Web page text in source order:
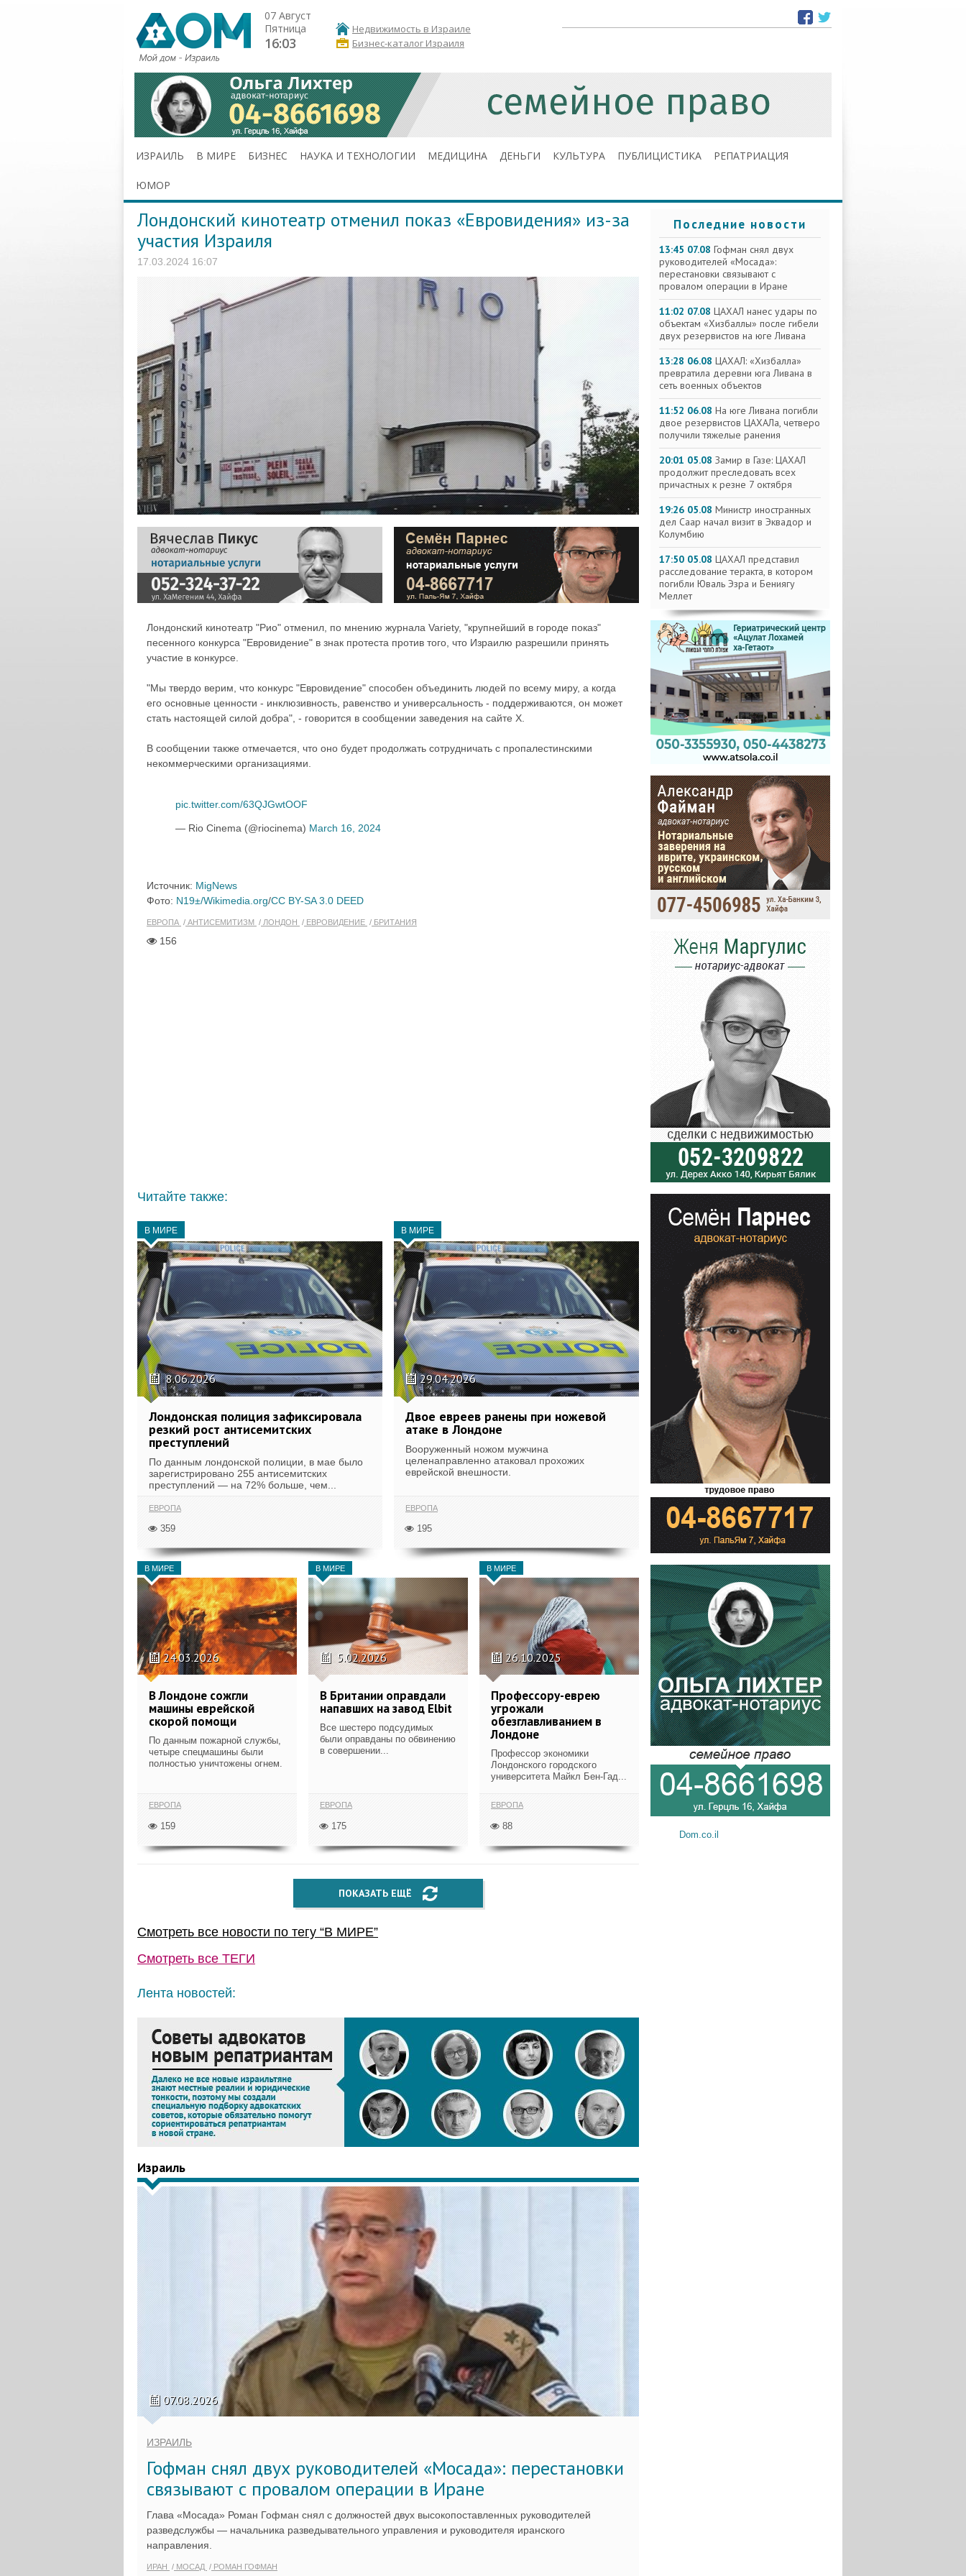
07 Август
Пятница
16:03
Недвижимость в Израиле
Бизнес-каталог Израиля
ИЗРАИЛЬ В МИРЕ БИЗНЕС НАУКА И ТЕХНОЛОГИИ МЕДИЦИНА ДЕНЬГИ КУЛЬТУРА ПУБЛИЦИСТИКА РЕПАТРИАЦИЯ
ЮМОР
Лондонский кинотеатр отменил показ «Евровидения» из-за
участия Израиля
17.03.2024 16:07
Лондонский кинотеатр "Рио" отменил, по мнению журнала Variety, "крупнейший в городе показ"
песенного конкурса "Евровидение" в знак протеста против того, что Израилю разрешили принять
участие в конкурсе.
"Мы твердо верим, что конкурс "Евровидение" способен объединить людей по всему миру, а когда
его основные ценности - инклюзивность, равенство и универсальность - поддерживаются, он может
стать настоящей силой добра", - говорится в сообщении заведения на сайте X.
В сообщении также отмечается, что оно будет продолжать сотрудничать с пропалестинскими
некоммерческими организациями.
pic.twitter.com/63QJGwtOOF
— Rio Cinema (@riocinema) March 16, 2024
Источник: MigNews
Фото: N19±/Wikimedia.org/CC BY-SA 3.0 DEED
ЕВРОПА АНТИСЕМИТИЗМ ЛОНДОН ЕВРОВИДЕНИЕ БРИТАНИЯ
156
Читайте также:
В МИРЕ
8.06.2026
Лондонская полиция зафиксировала
резкий рост антисемитских
преступлений
По данным лондонской полиции, в мае было
зарегистрировано 255 антисемитских
преступлений — на 72% больше, чем...
ЕВРОПА
359
В МИРЕ
29.04.2026
Двое евреев ранены при ножевой
атаке в Лондоне
Вооруженный ножом мужчина
целенаправленно атаковал прохожих
еврейской внешности.
ЕВРОПА
195
В МИРЕ
24.03.2026
В Лондоне сожгли
машины еврейской
скорой помощи
По данным пожарной службы,
четыре спецмашины были
полностью уничтожены огнем.
ЕВРОПА
159
В МИРЕ
5.02.2026
В Британии оправдали
напавших на завод Elbit
Все шестеро подсудимых
были оправданы по обвинению
в совершении...
ЕВРОПА
175
В МИРЕ
26.10.2025
Профессору-еврею
угрожали
обезглавливанием в
Лондоне
Профессор экономики
Лондонского городского
университета Майкл Бен-Гад...
ЕВРОПА
88
ПОКАЗАТЬ ЕЩЁ
Смотреть все новости по тегу “В МИРЕ”
Смотреть все ТЕГИ
Лента новостей:
Израиль
07.08.2026
ИЗРАИЛЬ
Гофман снял двух руководителей «Мосада»: перестановки
связывают с провалом операции в Иране
Глава «Мосада» Роман Гофман снял с должностей двух высокопоставленных руководителей
разведслужбы — начальника разведывательного управления и руководителя иранского
направления.
ИРАН МОСАД РОМАН ГОФМАН
Последние новости
13:45 07.08 Гофман снял двух
руководителей «Мосада»:
перестановки связывают с
провалом операции в Иране
11:02 07.08 ЦАХАЛ нанес удары по
объектам «Хизбаллы» после гибели
двух резервистов на юге Ливана
13:28 06.08 ЦАХАЛ: «Хизбалла»
превратила деревни юга Ливана в
сеть военных объектов
11:52 06.08 На юге Ливана погибли
двое резервистов ЦАХАЛа, четверо
получили тяжелые ранения
20:01 05.08 Замир в Газе: ЦАХАЛ
продолжит преследовать всех
причастных к резне 7 октября
19:26 05.08 Министр иностранных
дел Саар начал визит в Эквадор и
Колумбию
17:50 05.08 ЦАХАЛ представил
расследование теракта, в котором
погибли Юваль Эзра и Бениягу
Меллет
Dom.co.il